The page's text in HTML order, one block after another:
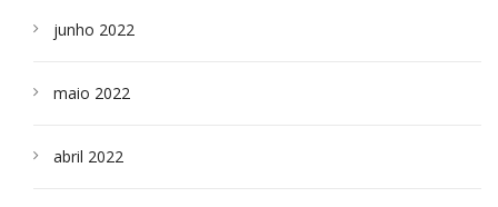
junho 2022
maio 2022
abril 2022